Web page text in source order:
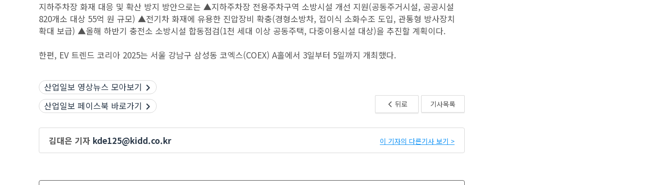
지하주차장 화재 대응 및 확산 방지 방안으로는 ▲지하주차장 전용주차구역 소방시설 개선 지원(공동주거시설, 공공시설
820개소 대상 55억 원 규모) ▲전기차 화재에 유용한 진압장비 확충(경형소방차, 접이식 소화수조 도입, 관통형 방사장치
확대 보급) ▲올해 하반기 충전소 소방시설 합동점검(1천 세대 이상 공동주택, 다중이용시설 대상)을 추진할 계획이다.
한편, EV 트렌드 코리아 2025는 서울 강남구 삼성동 코엑스(COEX) A홀에서 3일부터 5일까지 개최했다.
뒤로 기사목록
산업일보 영상뉴스 모아보기
산업일보 페이스북 바로가기
김대은 기자 kde125@kidd.co.kr 이 기자의 다른기사 보기 >